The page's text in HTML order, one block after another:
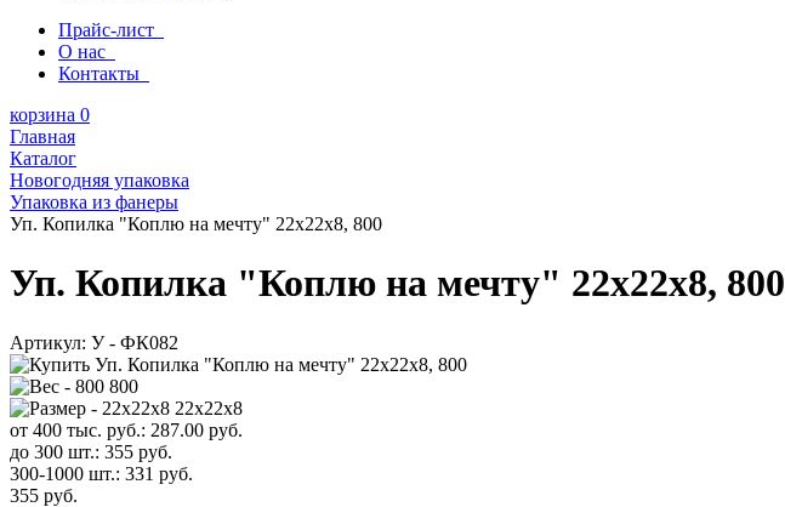
Прайс-лист
О нас
Контакты
корзина 0
Главная
Каталог
Новогодняя упаковка
Упаковка из фанеры
Уп. Копилка "Коплю на мечту" 22х22х8, 800
Уп. Копилка "Коплю на мечту" 22х22х8, 800
Артикул: У - ФК082
800
22х22х8
от 400 тыс. руб.: 287.00 руб.
до 300 шт.: 355 руб.
300-1000 шт.: 331 руб.
355 руб.